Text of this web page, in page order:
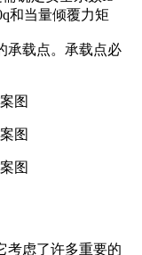
当量倾覆力矩
载点。承载点必
虑了许多重要的